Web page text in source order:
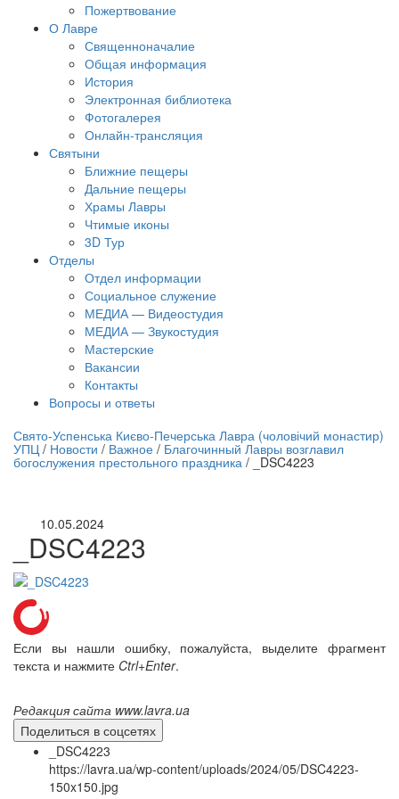
Пожертвование
О Лавре
Священноначалие
Общая информация
История
Электронная библиотека
Фотогалерея
Онлайн-трансляция
Святыни
Ближние пещеры
Дальние пещеры
Храмы Лавры
Чтимые иконы
3D Тур
Отделы
Отдел информации
Социальное служение
МЕДИА — Видеостудия
МЕДИА — Звукостудия
Мастерские
Вакансии
Контакты
Вопросы и ответы
трансляция | 12 сентября
трансляции
Свято-Успенська Києво-Печерська Лавра (чоловічий монастир)
УПЦ / Новости / Важное / Благочинный Лавры возглавил
богослужения престольного праздника / _DSC4223
10.05.2024
_DSC4223
Если вы нашли ошибку, пожалуйста, выделите фрагмент
текста и нажмите Ctrl+Enter.
Редакция сайта www.lavra.ua
Поделиться в соцсетях
_DSC4223
https://lavra.ua/wp-content/uploads/2024/05/DSC4223-
150x150.jpg